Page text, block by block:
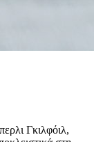
Γκιλφόιλ,